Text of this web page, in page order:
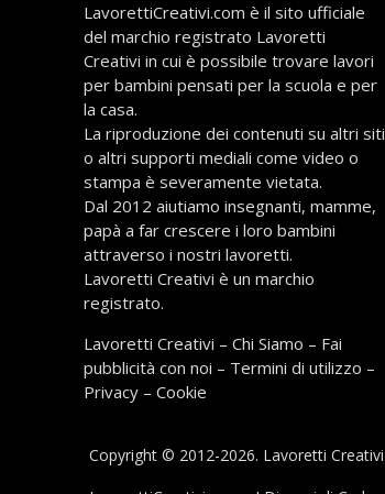
LavorettiCreativi.com è il sito ufficiale
del marchio registrato Lavoretti
Creativi in cui è possibile trovare lavori
per bambini pensati per la scuola e per
la casa.
La riproduzione dei contenuti su altri siti
o altri supporti mediali come video o
stampa è severamente vietata.
Dal 2012 aiutiamo insegnanti, mamme,
papà a far crescere i loro bambini
attraverso i nostri lavoretti.
Lavoretti Creativi è un marchio
registrato.
Lavoretti Creativi – Chi Siamo – Fai
pubblicità con noi – Termini di utilizzo –
Privacy– Cookie
Copyright © 2012-2026. Lavoretti